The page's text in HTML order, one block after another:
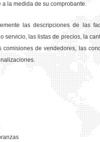
a la medida de su comprobante.
las descripciones de las
servicio, las listas de precios, la
de vendedores, las